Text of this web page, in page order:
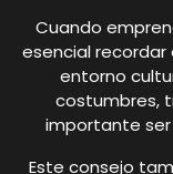
Cuando
esencial
entorno
costumbres,
importante ser
Este consejo